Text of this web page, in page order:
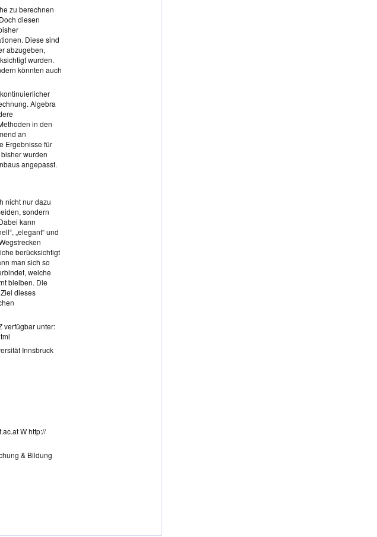
zu berechnen
diesen
Diese sind
abzugeben,
wurden.
könnten auch
Algebra
in den
an
Ergebnisse für
wurden
angepasst.
nicht nur dazu
sondern
kann
„elegant“ und
berücksichtigt
man sich so
welche
bleiben. Die
dieses
verfügbar unter:
Innsbruck
W http://
& Bildung